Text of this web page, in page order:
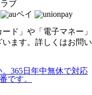
ド」や「電子マネー」
ます。詳しくはお問い